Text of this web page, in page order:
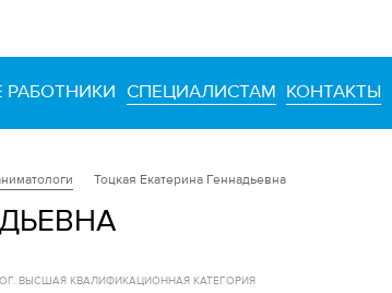
СПЕЦИАЛИСТАМ КОНТАКТЫ
Тоцкая Екатерина Геннадьевна
ВЫСШАЯ КВАЛИФИКАЦИОННАЯ КАТЕГОРИЯ